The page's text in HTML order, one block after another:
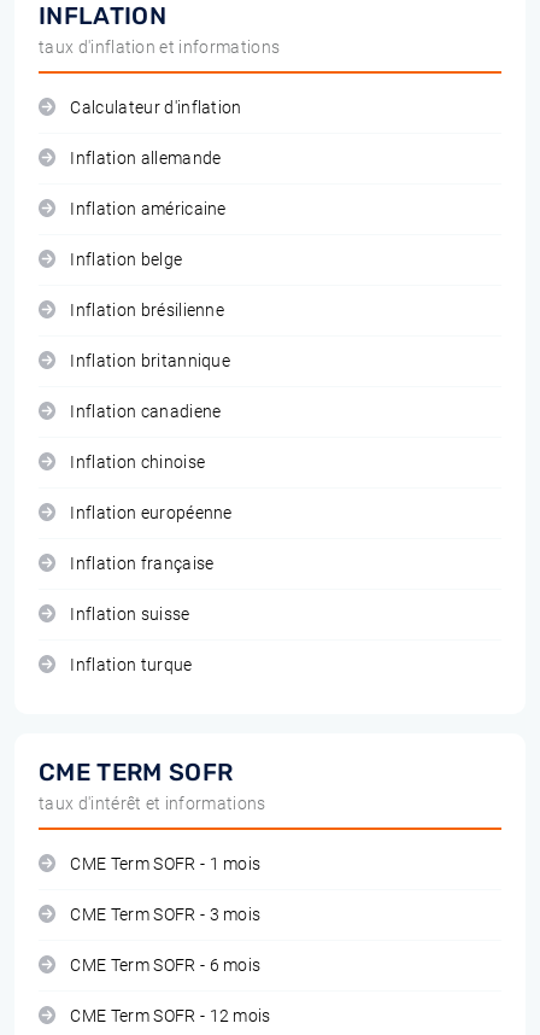
INFLATION
taux d'inflation et informations
Calculateur d'inflation
Inflation allemande
Inflation américaine
Inflation belge
Inflation brésilienne
Inflation britannique
Inflation canadiene
Inflation chinoise
Inflation européenne
Inflation française
Inflation suisse
Inflation turque
CME TERM SOFR
taux d'intérêt et informations
CME Term SOFR - 1 mois
CME Term SOFR - 3 mois
CME Term SOFR - 6 mois
CME Term SOFR - 12 mois